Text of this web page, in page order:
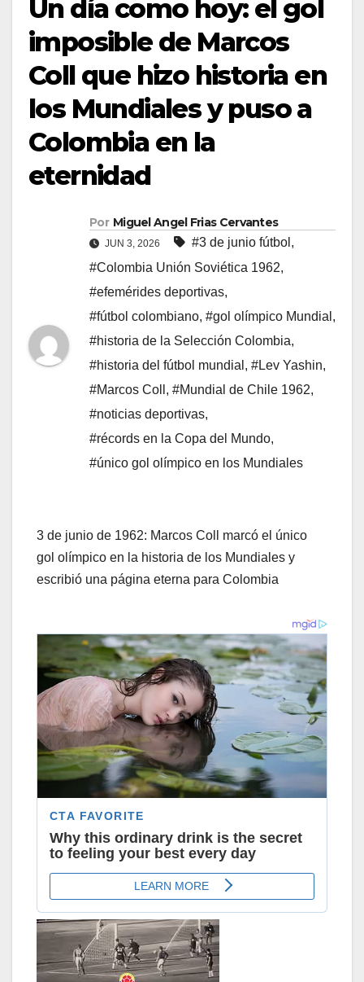
Un día como hoy: el gol
imposible de Marcos
Coll que hizo historia en
los Mundiales y puso a
Colombia en la
eternidad
Por Miguel Angel Frias Cervantes
JUN 3, 2026 #3 de junio fútbol ,
#Colombia Unión Soviética 1962,
#efemérides deportivas,
#fútbol colombiano, #gol olímpico Mundial ,
#historia de la Selección Colombia,
#historia del fútbol mundial , #Lev Yashin,
#Marcos Coll , #Mundial de Chile 1962,
#noticias deportivas,
#récords en la Copa del Mundo,
#único gol olímpico en los Mundiales
3 de junio de 1962: Marcos Coll marcó el único
gol olímpico en la historia de los Mundiales y
escribió una página eterna para Colombia